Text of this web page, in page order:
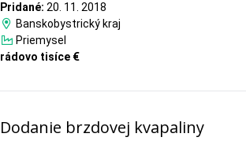
Pridané: 20. 11. 2018
Banskobystrický kraj
Priemysel
rádovo tisíce €
Dodanie brzdovej kvapaliny